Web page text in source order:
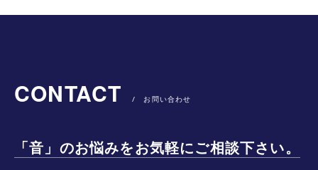
CONTACT / お問い合わせ
「音」のお悩みをお気軽にご相談下さい。